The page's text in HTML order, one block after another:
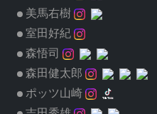
美馬右樹
室田好紀
森悟司
森田健太郎
ポッツ山崎